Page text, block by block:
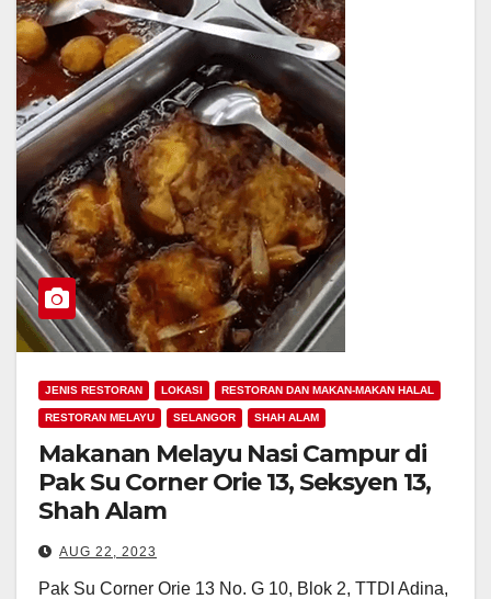
JENIS RESTORAN LOKASI RESTORAN DAN MAKAN-MAKAN HALAL
RESTORAN MELAYU SELANGOR SHAH ALAM
Makanan Melayu Nasi Campur di
Pak Su Corner Orie 13, Seksyen 13,
Shah Alam
AUG 22, 2023
Pak Su Corner Orie 13 No. G 10, Blok 2, TTDI Adina,